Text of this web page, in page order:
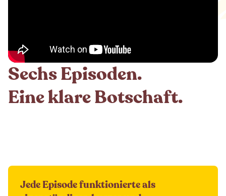
Sechs Episoden.
Eine klare Botschaft.
Jede Episode funktionierte als